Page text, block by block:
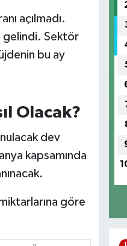
açılmadı.
gelindi. Sektör
bu ay
Olacak?
dev
kapsamında
göre